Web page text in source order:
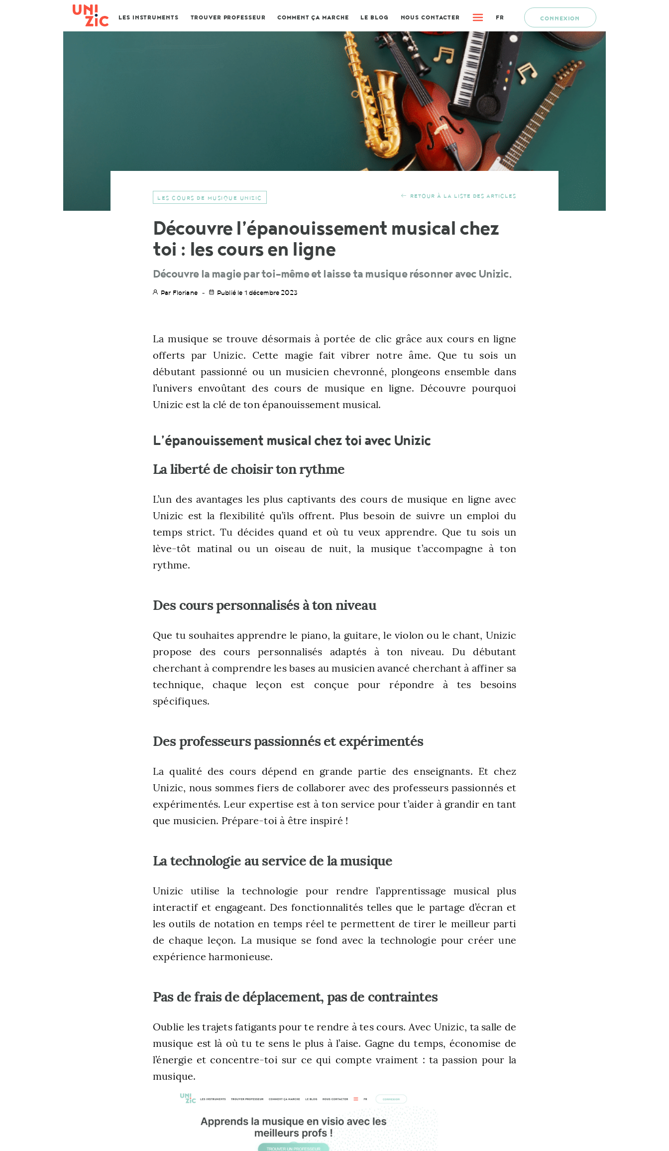
LES INSTRUMENTS TROUVER PROFESSEUR COMMENT ÇA MARCHE LE BLOG NOUS CONTACTER FR CONNEXION
LES COURS DE MUSIQUE UNIZIC RETOUR À LA LISTE DES ARTICLES
Découvre l’épanouissement musical chez
toi : les cours en ligne
Découvre la magie par toi-même et laisse ta musique résonner avec Unizic.
Par Floriane Publié le 1 décembre 2023
La musique se trouve désormais à portée de clic grâce aux cours en ligne
offerts par Unizic. Cette magie fait vibrer notre âme. Que tu sois un
débutant passionné ou un musicien chevronné, plongeons ensemble dans
l’univers envoûtant des cours de musique en ligne. Découvre pourquoi
Unizic est la clé de ton épanouissement musical.
L’épanouissement musical chez toi avec Unizic
La liberté de choisir ton rythme
L’un des avantages les plus captivants des cours de musique en ligne avec
Unizic est la flexibilité qu’ils offrent. Plus besoin de suivre un emploi du
temps strict. Tu décides quand et où tu veux apprendre. Que tu sois un
lève-tôt matinal ou un oiseau de nuit, la musique t’accompagne à ton
rythme.
Des cours personnalisés à ton niveau
Que tu souhaites apprendre le piano, la guitare, le violon ou le chant, Unizic
propose des cours personnalisés adaptés à ton niveau. Du débutant
cherchant à comprendre les bases au musicien avancé cherchant à affiner sa
technique, chaque leçon est conçue pour répondre à tes besoins
spécifiques.
Des professeurs passionnés et expérimentés
La qualité des cours dépend en grande partie des enseignants. Et chez
Unizic, nous sommes fiers de collaborer avec des professeurs passionnés et
expérimentés. Leur expertise est à ton service pour t’aider à grandir en tant
que musicien. Prépare-toi à être inspiré !
La technologie au service de la musique
Unizic utilise la technologie pour rendre l’apprentissage musical plus
interactif et engageant. Des fonctionnalités telles que le partage d’écran et
les outils de notation en temps réel te permettent de tirer le meilleur parti
de chaque leçon. La musique se fond avec la technologie pour créer une
expérience harmonieuse.
Pas de frais de déplacement, pas de contraintes
Oublie les trajets fatigants pour te rendre à tes cours. Avec Unizic, ta salle de
musique est là où tu te sens le plus à l’aise. Gagne du temps, économise de
l’énergie et concentre-toi sur ce qui compte vraiment : ta passion pour la
musique.